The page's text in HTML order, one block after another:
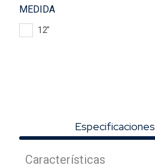
MEDIDA
12"
Especificaciones
Características